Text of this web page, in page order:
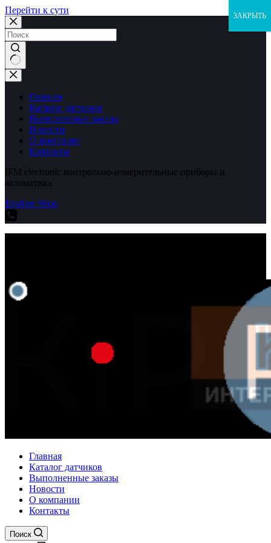
Перейти к сути
Ничего
не
найденоГлавная
Каталог датчиков
Выполненные заказы
Новости
О компании
Контакты
IFM electronic контрольно-измерительные приборы и
автоматика
Explore Shop
Главная
Каталог датчиков
Выполненные заказы
Новости
О компании
Контакты
Поиск
ЗАКРЫТЬ